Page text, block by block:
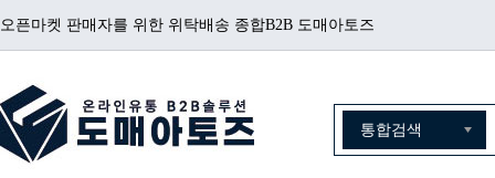
오픈마켓 판매자를 위한 위탁배송 종합B2B 도매아토즈